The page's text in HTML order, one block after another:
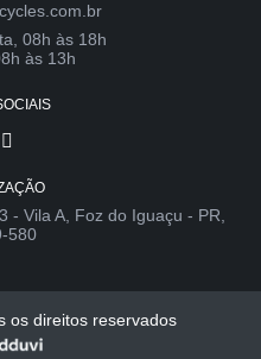
08h às 18h
às 13h
- Vila A, Foz do Iguaçu - PR,
580
os direitos reservados